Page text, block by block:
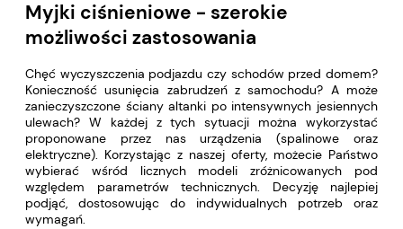
Myjki ciśnieniowe - szerokie
możliwości zastosowania
Chęć wyczyszczenia podjazdu czy schodów przed domem?
Konieczność usunięcia zabrudzeń z samochodu? A może
zanieczyszczone ściany altanki po intensywnych jesiennych
ulewach? W każdej z tych sytuacji można wykorzystać
proponowane przez nas urządzenia (spalinowe oraz
elektryczne). Korzystając z naszej oferty, możecie Państwo
wybierać wśród licznych modeli zróżnicowanych pod
względem parametrów technicznych. Decyzję najlepiej
podjąć, dostosowując do indywidualnych potrzeb oraz
wymagań.